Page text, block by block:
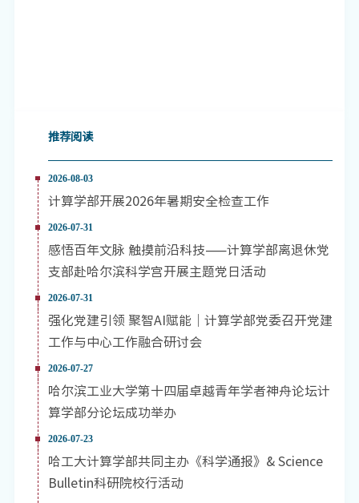
推荐阅读
2026-08-03
计算学部开展2026年暑期安全检查工作
2026-07-31
感悟百年文脉 触摸前沿科技——计算学部离退休党
支部赴哈尔滨科学宫开展主题党日活动
2026-07-31
强化党建引领 聚智AI赋能｜计算学部党委召开党建
工作与中心工作融合研讨会
2026-07-27
哈尔滨工业大学第十四届卓越青年学者神舟论坛计
算学部分论坛成功举办
2026-07-23
哈工大计算学部共同主办《科学通报》& Science
Bulletin科研院校行活动